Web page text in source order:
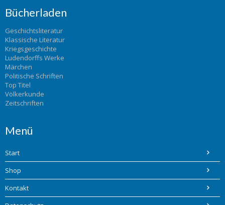
Bücherladen
Geschichtsliteratur
Klassische Literatur
Kriegsgeschichte
Ludendorffs Werke
Märchen
Politische Schriften
Top Titel
Völkerkunde
Zeitschriften
Menü
Start
Shop
Kontakt